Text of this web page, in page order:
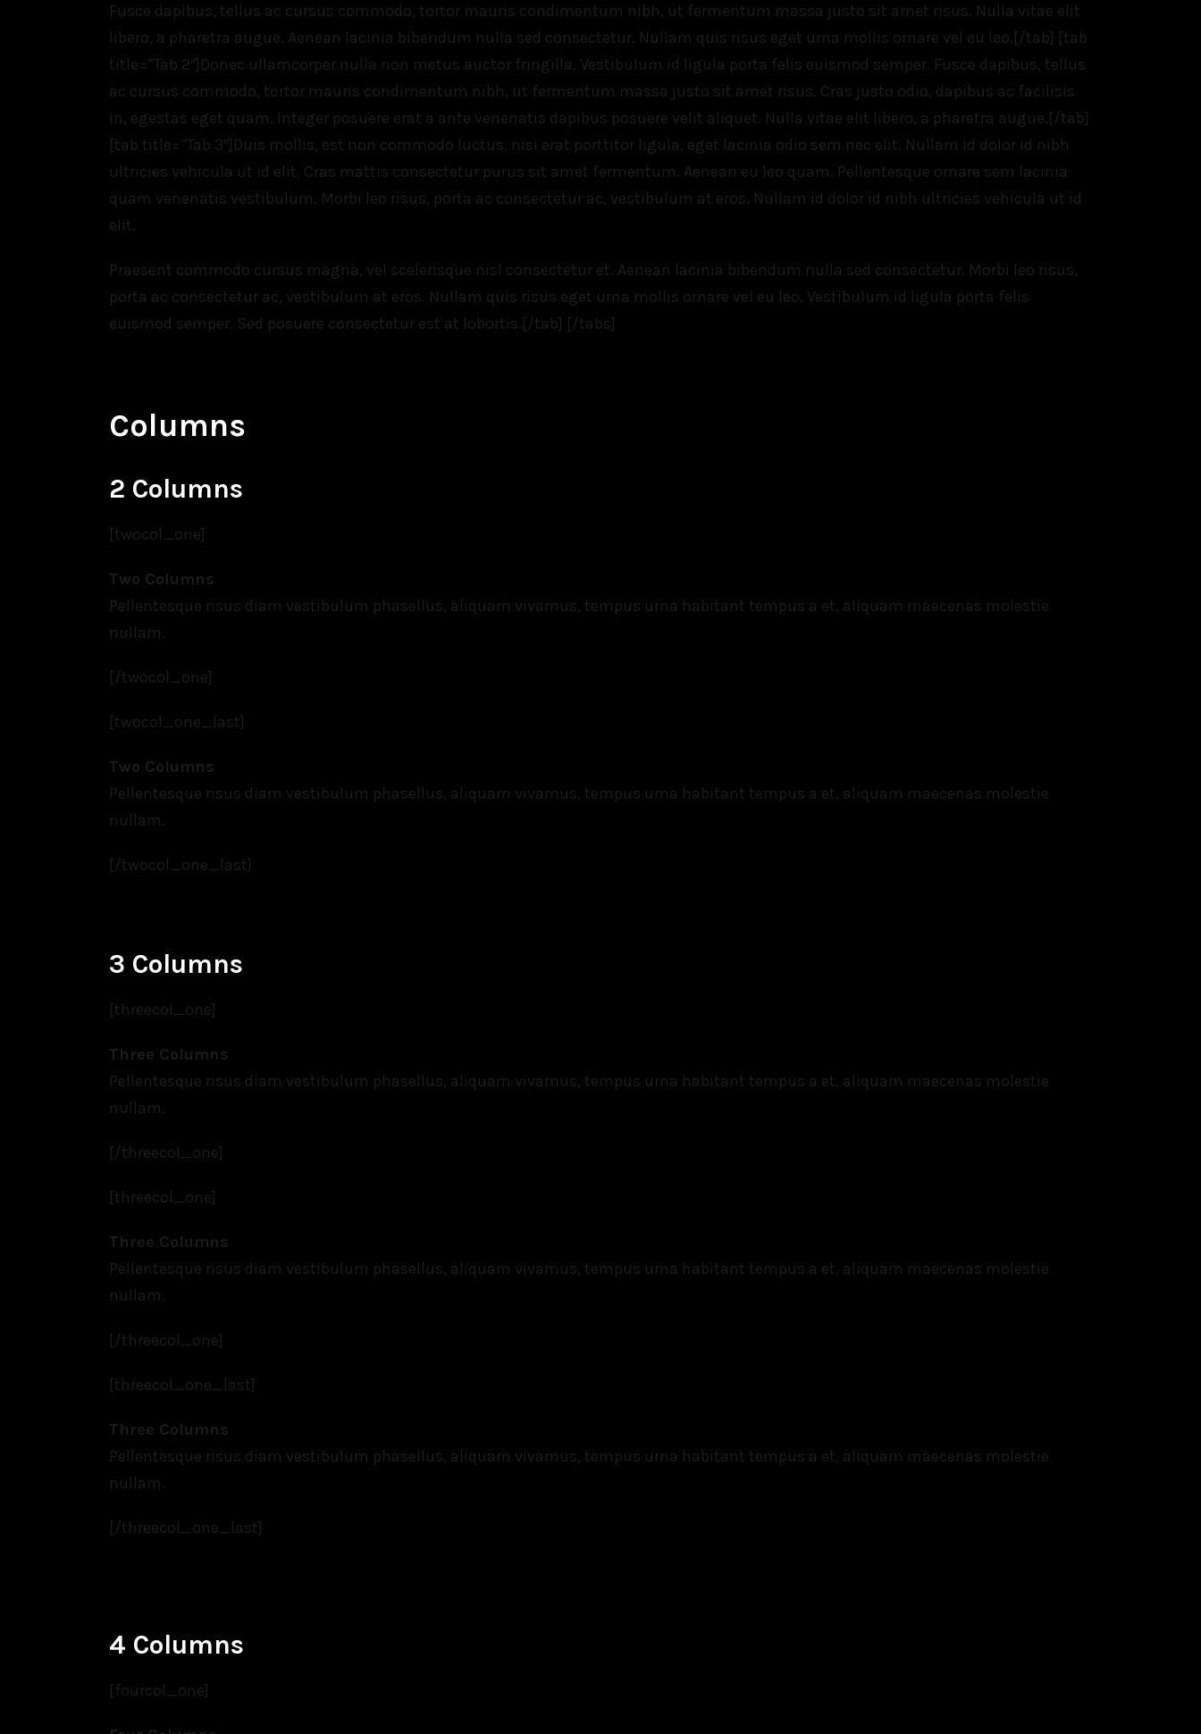
Fusce dapibus, tellus ac cursus commodo, tortor mauris condimentum nibh, ut fermentum massa justo sit amet risus. Nulla vitae elit
libero, a pharetra augue. Aenean lacinia bibendum nulla sed consectetur. Nullam quis risus eget urna mollis ornare vel eu leo.[/tab] [tab
title=”Tab 2″]Donec ullamcorper nulla non metus auctor fringilla. Vestibulum id ligula porta felis euismod semper. Fusce dapibus, tellus
ac cursus commodo, tortor mauris condimentum nibh, ut fermentum massa justo sit amet risus. Cras justo odio, dapibus ac facilisis
in, egestas eget quam. Integer posuere erat a ante venenatis dapibus posuere velit aliquet. Nulla vitae elit libero, a pharetra augue.[/tab]
[tab title=”Tab 3″]Duis mollis, est non commodo luctus, nisi erat porttitor ligula, eget lacinia odio sem nec elit. Nullam id dolor id nibh
ultricies vehicula ut id elit. Cras mattis consectetur purus sit amet fermentum. Aenean eu leo quam. Pellentesque ornare sem lacinia
quam venenatis vestibulum. Morbi leo risus, porta ac consectetur ac, vestibulum at eros. Nullam id dolor id nibh ultricies vehicula ut id
elit.
Praesent commodo cursus magna, vel scelerisque nisl consectetur et. Aenean lacinia bibendum nulla sed consectetur. Morbi leo risus,
porta ac consectetur ac, vestibulum at eros. Nullam quis risus eget urna mollis ornare vel eu leo. Vestibulum id ligula porta felis
euismod semper. Sed posuere consectetur est at lobortis.[/tab] [/tabs]
Columns
2 Columns
[twocol_one]
Two Columns
Pellentesque risus diam vestibulum phasellus, aliquam vivamus, tempus urna habitant tempus a et, aliquam maecenas molestie
nullam.
[/twocol_one]
[twocol_one_last]
Two Columns
Pellentesque risus diam vestibulum phasellus, aliquam vivamus, tempus urna habitant tempus a et, aliquam maecenas molestie
nullam.
[/twocol_one_last]
3 Columns
[threecol_one]
Three Columns
Pellentesque risus diam vestibulum phasellus, aliquam vivamus, tempus urna habitant tempus a et, aliquam maecenas molestie
nullam.
[/threecol_one]
[threecol_one]
Three Columns
Pellentesque risus diam vestibulum phasellus, aliquam vivamus, tempus urna habitant tempus a et, aliquam maecenas molestie
nullam.
[/threecol_one]
[threecol_one_last]
Three Columns
Pellentesque risus diam vestibulum phasellus, aliquam vivamus, tempus urna habitant tempus a et, aliquam maecenas molestie
nullam.
[/threecol_one_last]
4 Columns
[fourcol_one]